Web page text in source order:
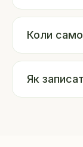
Коли
Як